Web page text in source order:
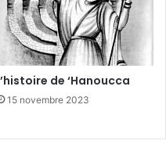
de ‘Hanoucca
15 novembre 2023